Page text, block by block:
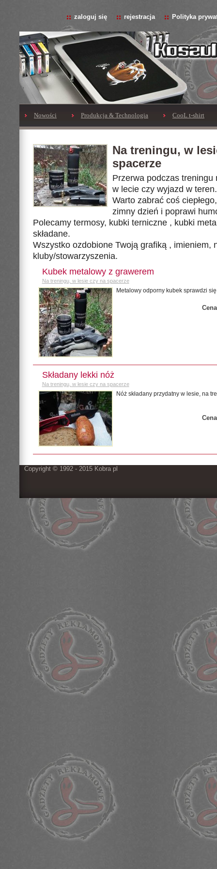
zaloguj się rejestracja Polityka
Nowości Produkcja & Technologia CooL t-shirt
Na treningu, w
spacerze
Przerwa podczas treningu
w lecie czy wyjazd w teren.
Warto zabrać coś
zimny dzień i poprawi
Polecamy termosy, kubki terniczne , kubki
składane.
Wszystko ozdobione Twoją grafiką , imieniem,
kluby/stowarzyszenia.
Kubek metalowy z grawerem
Na treningu, w lesie czy na spacerze
Metalowy odporny kubek sprawdzi
Składany lekki nóż
Na treningu, w lesie czy na spacerze
Nóż składany przydatny w lesie, na
Copyright © 1992 - 2015 Kobra pl